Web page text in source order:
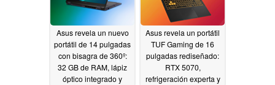
Asus revela un nuevo
portátil de 14 pulgadas
con bisagra de 360º:
32 GB de RAM, lápiz
óptico integrado y
Asus revela un portátil
TUF Gaming de 16
pulgadas rediseñado:
RTX 5070,
refrigeración experta y